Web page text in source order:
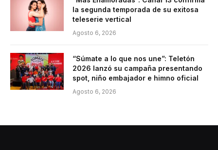
la segunda temporada de su exitosa
teleserie vertical
Agosto 6, 2026
“Súmate a lo que nos une”: Teletón
2026 lanzó su campaña presentando
spot, niño embajador e himno oficial
Agosto 6, 2026